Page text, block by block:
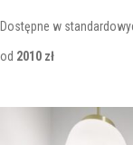
Dostępne w
od 2010 zł